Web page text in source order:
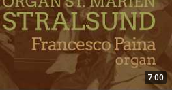
7:00